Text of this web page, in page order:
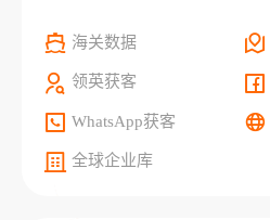
海关数据
领英获客
WhatsApp获客
全球企业库